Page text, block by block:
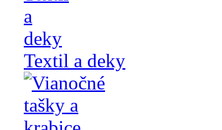
Textil a deky